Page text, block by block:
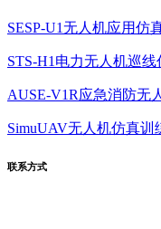
SESP-U1无人机应用仿
STS-H1电力无人机巡线
AUSE-V1R应急消防无
SimuUAV无人机仿真训
联系方式